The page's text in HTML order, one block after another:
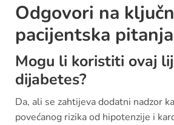
Odgovori na
pacijentska pitanja
Mogu li koristiti ovaj
dijabetes?
Da, ali se zahtijeva dodatni nadzor
povećanog rizika od hipotenzije i